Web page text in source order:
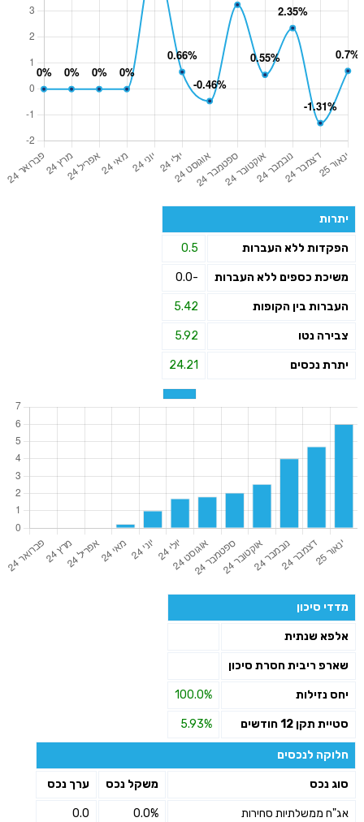
יתרות
הפקדות ללא העברות 0.5
משיכת כספים ללא העברות -0.0
העברות בין הקופות 5.42
צבירה נטו 5.92
יתרת נכסים 24.21
מדדי סיכון
אלפא שנתית
שארפ ריבית חסרת סיכון
יחס נזילות 100.0%
סטיית תקן 12 חודשים 5.93%
חלוקה לנכסים
סוג נכס משקל נכס ערך נכס
אג"ח ממשלתיות סחירות 0.0%
0.0